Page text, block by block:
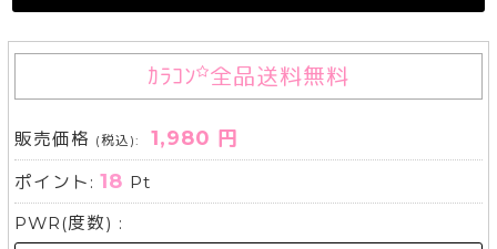
ｶﾗｺﾝ 全品送料無料
販売価格 (税込): 1,980 円
ポイント:18 Pt
PWR(度数) :